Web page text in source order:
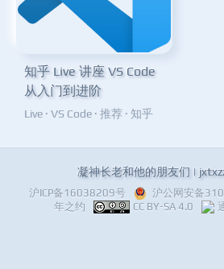
知乎 Live 讲座 VS Code
从入门到进阶
Live · VS Code · 推荐 · 知乎
凝神长老和他的朋友们 |
沪ICP备16038209号 沪公网安备
年之约
CC BY-SA 4.0